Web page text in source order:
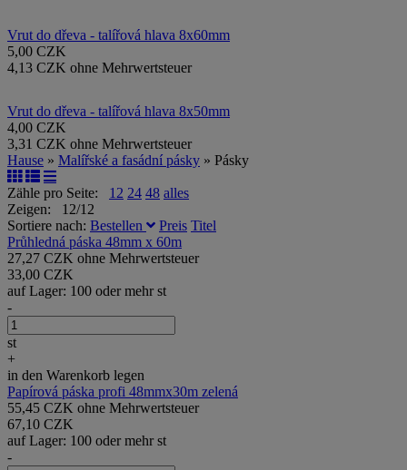
Vrut do dřeva - talířová hlava 8x60mm
5,00 CZK
4,13 CZK ohne Mehrwertsteuer
Vrut do dřeva - talířová hlava 8x50mm
4,00 CZK
3,31 CZK ohne Mehrwertsteuer
Hause » Malířské a fasádní pásky » Pásky
Zähle pro Seite: 12 24 48 alles
Zeigen: 12/12
Sortiere nach: Bestellen Preis Titel
Průhledná páska 48mm x 60m
27,27 CZK ohne Mehrwertsteuer
33,00 CZK
auf Lager: 100 oder mehr st
-
st
+
in den Warenkorb legen
Papírová páska profi 48mmx30m zelená
55,45 CZK ohne Mehrwertsteuer
67,10 CZK
auf Lager: 100 oder mehr st
-